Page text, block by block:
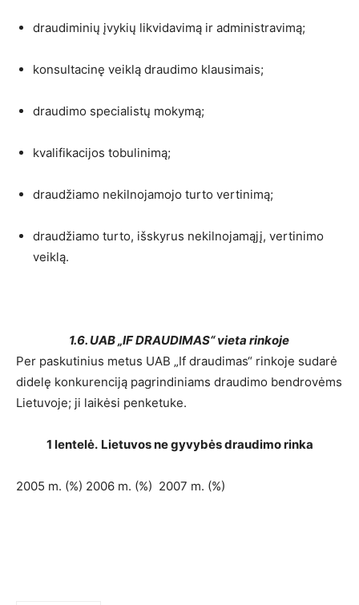
draudiminių įvykių likvidavimą ir administravimą;
konsultacinę veiklą draudimo klausimais;
draudimo specialistų mokymą;
kvalifikacijos tobulinimą;
draudžiamo nekilnojamojo turto vertinimą;
draudžiamo turto, išskyrus nekilnojamąjį, vertinimo
veiklą.
1.6. UAB „IF DRAUDIMAS“ vieta rinkoje
Per paskutinius metus UAB „If draudimas“ rinkoje sudarė
didelę konkurenciją pagrindiniams draudimo bendrovėms
Lietuvoje; ji laikėsi penketuke.
1 lentelė. Lietuvos ne gyvybės draudimo rinka
2005 m. (%) 2006 m. (%) 2007 m. (%)